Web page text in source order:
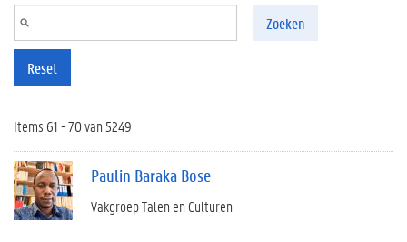
Zoeken
Reset
Items 61 - 70 van 5249
Paulin Baraka Bose
Vakgroep Talen en Culturen